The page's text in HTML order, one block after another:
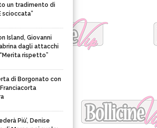
un tradimento di
scioccata”
Island, Giovanni
dagli attacchi
rispetto”
di Borgonato con
Più’, Denise